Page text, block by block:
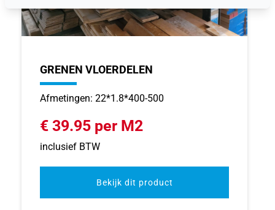
GRENEN VLOERDELEN
Afmetingen: 22*1.8*400-500
€ 39.95 per M2
inclusief BTW
Bekijk dit product